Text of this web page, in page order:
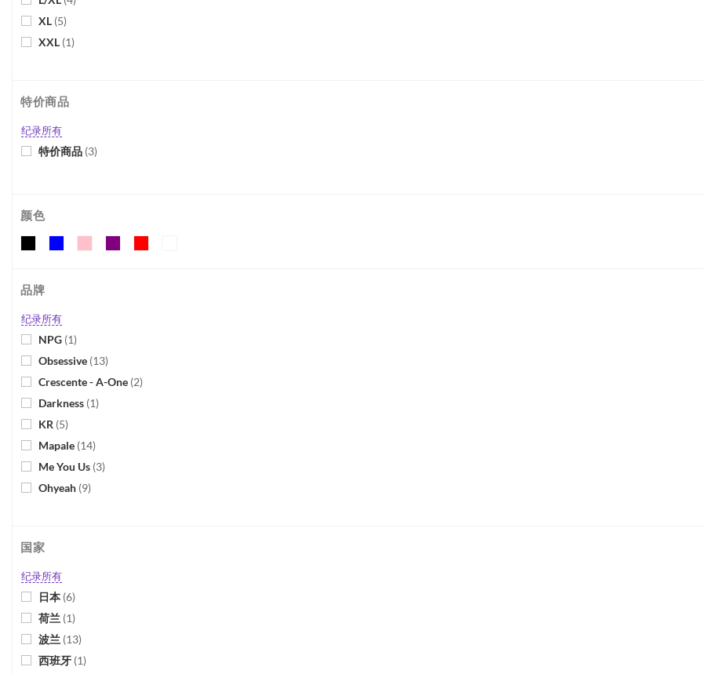
XL (5)
XXL (1)
4XL/5XL
One Size
特价商品
纪录所有
特价商品 (3)
颜色
品牌
纪录所有
NPG (1)
Obsessive (13)
Crescente - A-One (2)
Darkness (1)
KR (5)
Mapale (14)
Me You Us (3)
Ohyeah (9)
国家
纪录所有
日本 (6)
荷兰 (1)
波兰 (13)
西班牙 (1)